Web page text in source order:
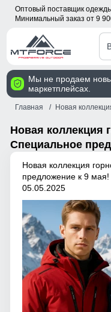
Оптовый поставщик
Минимальный заказ от 9
Мы не продаем
маркетплейсах.
Главная Новая
Новая коллекция
Специальное
Новая коллекция
предложение к 9 мая!
05.05.2025